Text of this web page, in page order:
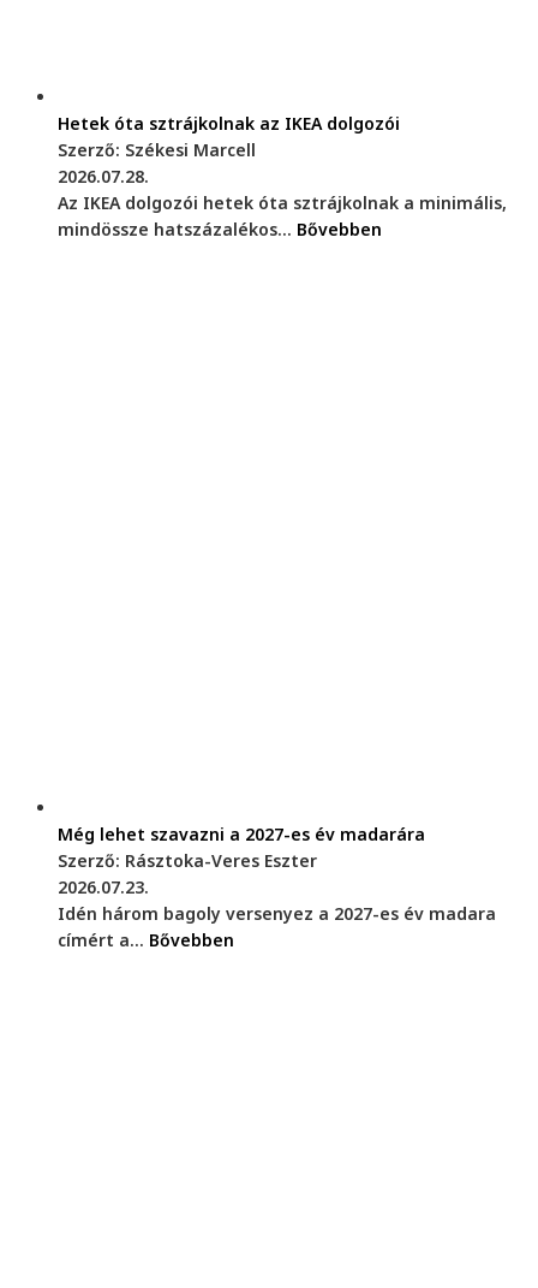
Hetek óta sztrájkolnak az IKEA dolgozói
Szerző: Székesi Marcell
2026.07.28.
Az IKEA dolgozói hetek óta sztrájkolnak a minimális,
mindössze hatszázalékos... Bővebben
Még lehet szavazni a 2027-es év madarára
Szerző: Rásztoka-Veres Eszter
2026.07.23.
Idén három bagoly versenyez a 2027-es év madara
címért a... Bővebben